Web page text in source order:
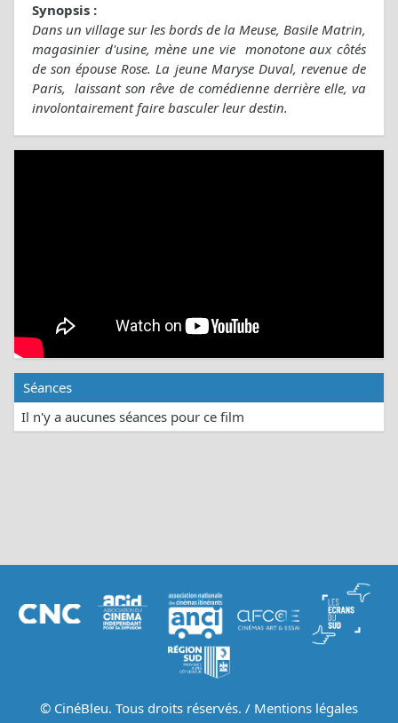
Synopsis :
Dans un village sur les bords de la Meuse, Basile Matrin,
magasinier d'usine, mène une vie monotone aux côtés
de son épouse Rose. La jeune Maryse Duval, revenue de
Paris, laissant son rêve de comédienne derrière elle, va
involontairement faire basculer leur destin.
Séances
Il n'y a aucunes séances pour ce film
© CinéBleu. Tous droits réservés. / Mentions légales